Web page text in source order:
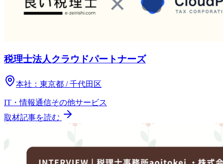
税理士法人クラウドパートナーズ
本社： 東京都 / 千代田区
IT・情報通信その他サービス
取材記事を読む